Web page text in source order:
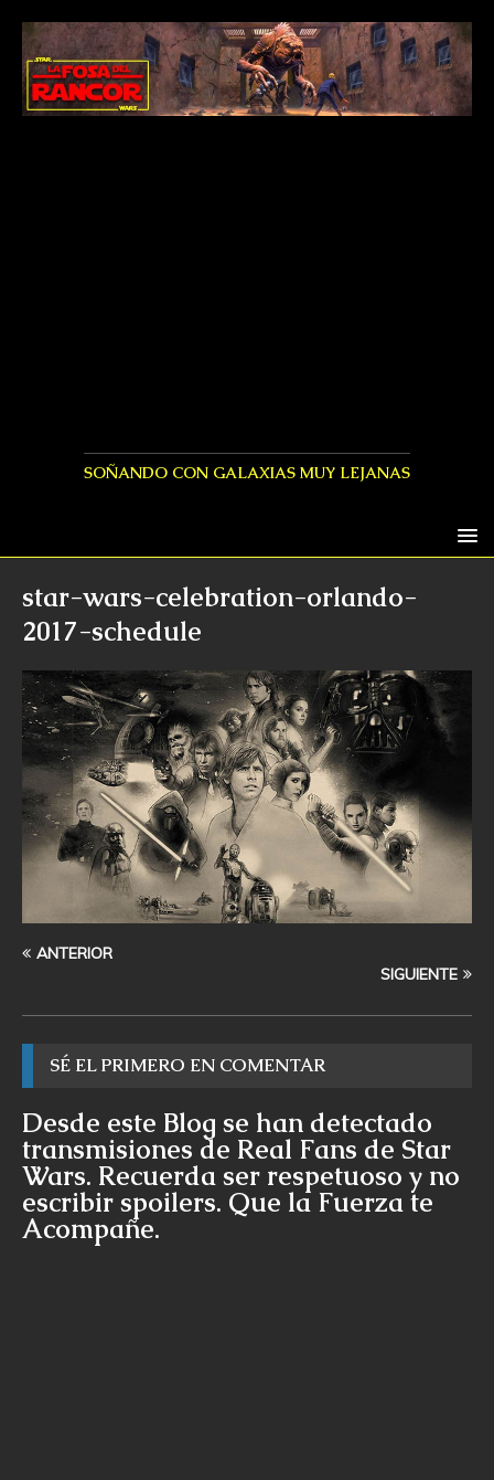
SOÑANDO CON GALAXIAS MUY LEJANAS
star-wars-celebration-orlando-
2017-schedule
ANTERIOR
SIGUIENTE
SÉ EL PRIMERO EN COMENTAR
Desde este Blog se han detectado
transmisiones de Real Fans de Star
Wars. Recuerda ser respetuoso y no
escribir spoilers. Que la Fuerza te
Acompañe.